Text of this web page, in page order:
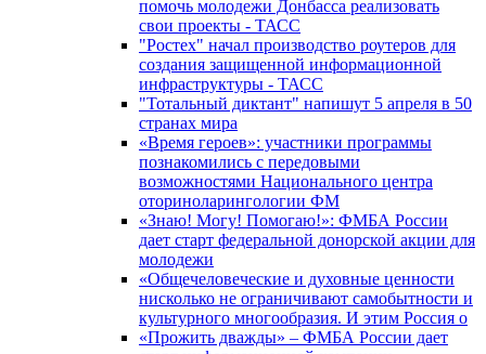
помочь молодежи Донбасса реализовать
свои проекты - ТАСС
"Ростех" начал производство роутеров для
создания защищенной информационной
инфраструктуры - ТАСС
"Тотальный диктант" напишут 5 апреля в 50
странах мира
«Время героев»: участники программы
познакомились с передовыми
возможностями Национального центра
оториноларингологии ФМ
«Знаю! Могу! Помогаю!»: ФМБА России
дает старт федеральной донорской акции для
молодежи
«Общечеловеческие и духовные ценности
нисколько не ограничивают самобытности и
культурного многообразия. И этим Россия о
«Прожить дважды» – ФМБА России дает